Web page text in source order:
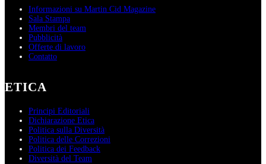
Informazioni su Martin Cid Magazine
Sala Stampa
Membri del team
Pubblicità
Offerte di lavoro
Contatto
ETICA
Principi Editoriali
Dichiarazione Etica
Politica sulla Diversità
Politica delle Correzioni
Politica dei Feedback
Diversità del Team